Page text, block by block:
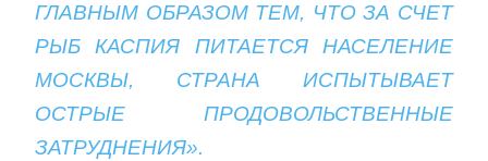
ГЛАВНЫМ ОБРАЗОМ ТЕМ, ЧТО ЗА СЧЕТ
РЫБ КАСПИЯ ПИТАЕТСЯ НАСЕЛЕНИЕ
МОСКВЫ, СТРАНА ИСПЫТЫВАЕТ
ОСТРЫЕ ПРОДОВОЛЬСТВЕННЫЕ
ЗАТРУДНЕНИЯ».